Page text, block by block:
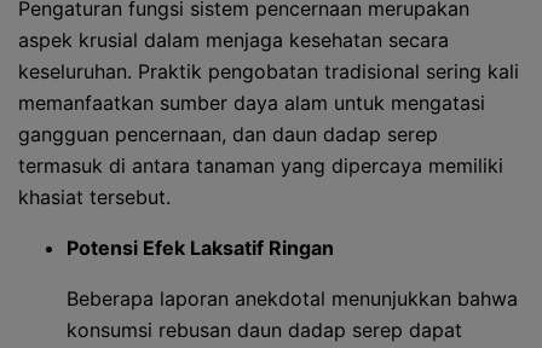
Pengaturan fungsi sistem pencernaan merupakan
aspek krusial dalam menjaga kesehatan secara
keseluruhan. Praktik pengobatan tradisional sering kali
memanfaatkan sumber daya alam untuk mengatasi
gangguan pencernaan, dan daun dadap serep
termasuk di antara tanaman yang dipercaya memiliki
khasiat tersebut.
Potensi Efek Laksatif Ringan
Beberapa laporan anekdotal menunjukkan bahwa
konsumsi rebusan daun dadap serep dapat